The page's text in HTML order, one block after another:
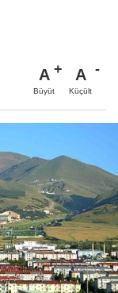
A
Büyüt
A
Küçült